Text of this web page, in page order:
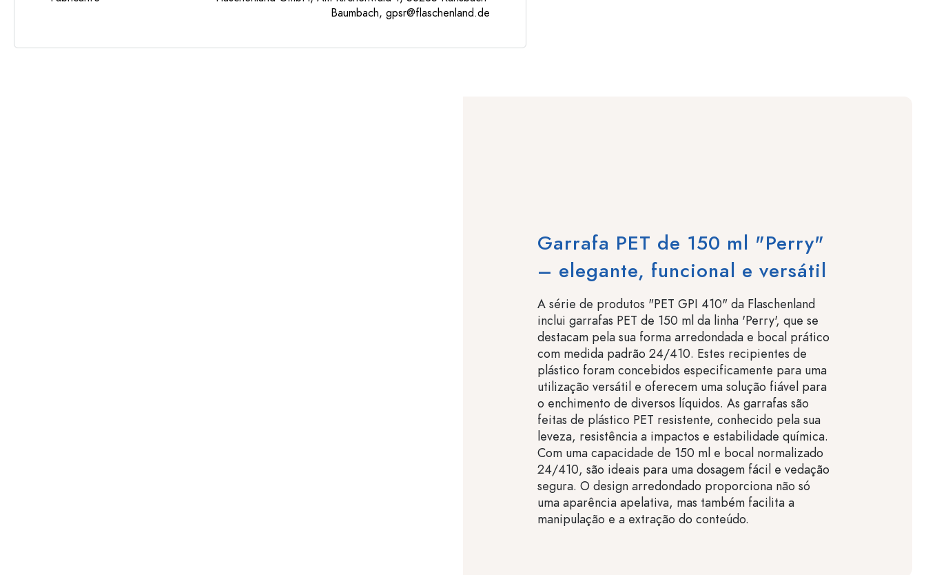
Baumbach, gpsr@flaschenland.de
Garrafa PET de 150 ml "Perry"
– elegante, funcional e versátil
A série de produtos "PET GPI 410" da Flaschenland
inclui garrafas PET de 150 ml da linha 'Perry', que se
destacam pela sua forma arredondada e bocal prático
com medida padrão 24/410. Estes recipientes de
plástico foram concebidos especificamente para uma
utilização versátil e oferecem uma solução fiável para
o enchimento de diversos líquidos. As garrafas são
feitas de plástico PET resistente, conhecido pela sua
leveza, resistência a impactos e estabilidade química.
Com uma capacidade de 150 ml e bocal normalizado
24/410, são ideais para uma dosagem fácil e vedação
segura. O design arredondado proporciona não só
uma aparência apelativa, mas também facilita a
manipulação e a extração do conteúdo.